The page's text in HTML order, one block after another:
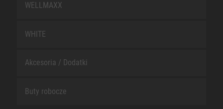
WELLMAXX
WHITE
Akcesoria / Dodatki
Buty robocze